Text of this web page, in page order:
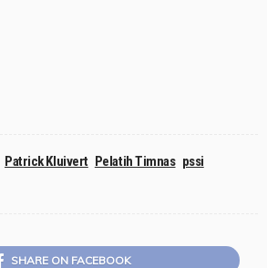
Patrick Kluivert Pelatih Timnas pssi
SHARE ON FACEBOOK